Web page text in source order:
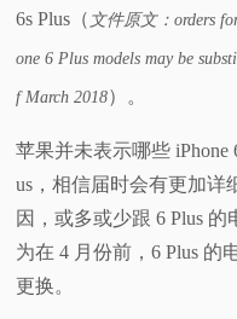
评
测
视
频
6s Plus（ 文件原文：orders
one 6 Plus models may be
f March 2018）。
苹果并未表示哪些 iPhone
us，相信届时会有更加详
因，或多或少跟 6 Plus
为在 4 月份前，6 Plus 的
更换。